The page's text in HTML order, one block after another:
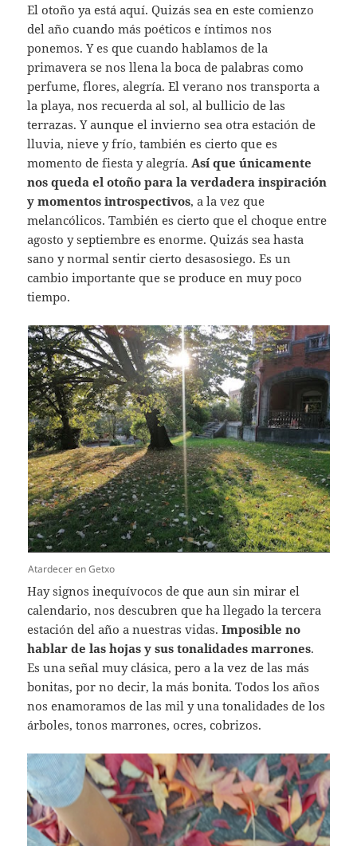
El otoño ya está aquí. Quizás sea en este comienzo
del año cuando más poéticos e íntimos nos
ponemos. Y es que cuando hablamos de la
primavera se nos llena la boca de palabras como
perfume, flores, alegría. El verano nos transporta a
la playa, nos recuerda al sol, al bullicio de las
terrazas. Y aunque el invierno sea otra estación de
lluvia, nieve y frío, también es cierto que es
momento de fiesta y alegría. Así que únicamente
nos queda el otoño para la verdadera inspiración
y momentos introspectivos, a la vez que
melancólicos. También es cierto que el choque entre
agosto y septiembre es enorme. Quizás sea hasta
sano y normal sentir cierto desasosiego. Es un
cambio importante que se produce en muy poco
tiempo.
Atardecer en Getxo
Hay signos inequívocos de que aun sin mirar el
calendario, nos descubren que ha llegado la tercera
estación del año a nuestras vidas.Imposible no
hablar de las hojas y sus tonalidades marrones.
Es una señal muy clásica, pero a la vez de las más
bonitas, por no decir, la más bonita. Todos los años
nos enamoramos de las mil y una tonalidades de los
árboles, tonos marrones, ocres, cobrizos.